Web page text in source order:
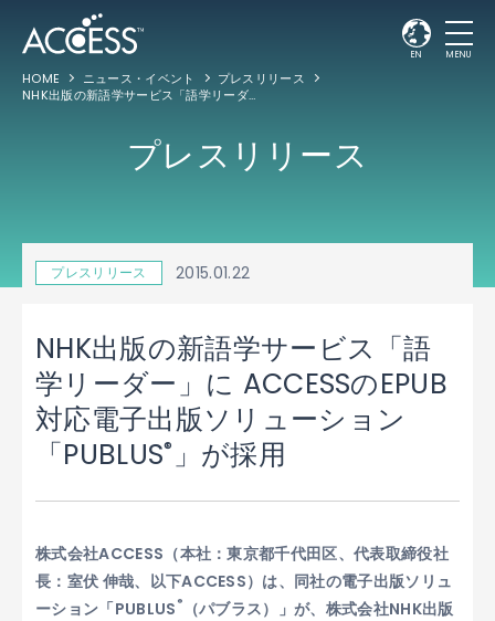
EN MENU
HOME ニュース・イベント
プレスリリース
NHK出版の新語学サービス「語学リーダー」に ACCESSのEPUB対応電子出版ソリューション「PUBLUS
プレスリリース
プレスリリース 2015.01.22
NHK出版の新語学サービス「語
学リーダー」に ACCESSのEPUB
対応電子出版ソリューション
「PUBLUS®」が採用
株式会社ACCESS（本社：東京都千代田区、代表取締役社
長：室伏 伸哉、以下ACCESS）は、同社の電子出版ソリュ
ーション「PUBLUS ®
（パブラス）」が、株式会社NHK出版